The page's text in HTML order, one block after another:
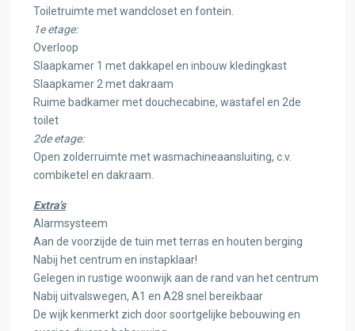
Toiletruimte met wandcloset en fontein.
1e etage:
Overloop
Slaapkamer 1 met dakkapel en inbouw kledingkast
Slaapkamer 2 met dakraam
Ruime badkamer met douchecabine, wastafel en 2de
toilet
2de etage:
Open zolderruimte met wasmachineaansluiting, c.v.
combiketel en dakraam.
Extra’s
Alarmsysteem
Aan de voorzijde de tuin met terras en houten berging
Nabij het centrum en instapklaar!
Gelegen in rustige woonwijk aan de rand van het centrum
Nabij uitvalswegen, A1 en A28 snel bereikbaar
De wijk kenmerkt zich door soortgelijke bebouwing en